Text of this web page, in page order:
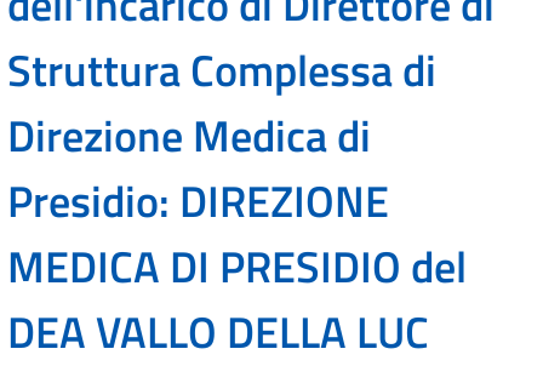
Struttura Complessa di
Direzione Medica di
Presidio: DIREZIONE
MEDICA DI PRESIDIO del
DEA VALLO DELLA LUC